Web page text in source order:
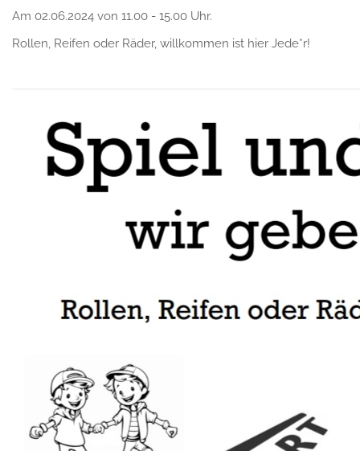
Am 02.06.2024 von 11.00 - 15.00 Uhr.
Rollen, Reifen oder Räder, willkommen ist hier Jede*r!